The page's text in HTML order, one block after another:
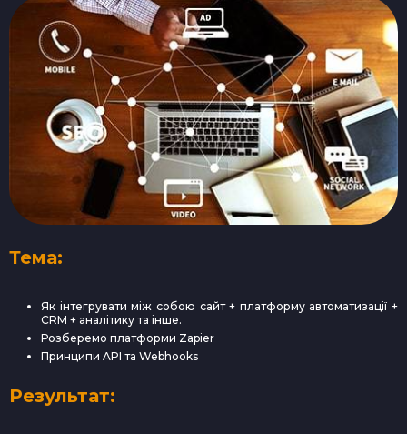
Тема:
Як інтегрувати між собою сайт + платформу автоматизації +
CRM + аналітику та інше.
Розберемо платформи Zapier
Принципи API та Webhooks
Результат: